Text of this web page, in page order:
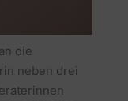
die
neben drei